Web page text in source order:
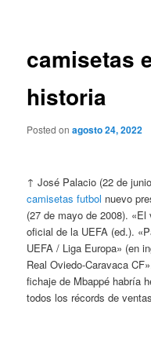
camisetas
historia
Posted onagosto 24, 2022
↑ José Palacio (22 de
camisetas futbol nuevo
(27 de mayo de 2008).
oficial de la UEFA (ed.).
UEFA / Liga Europa» (en
Real Oviedo-Caravaca
fichaje de Mbappé habría
todos los récords de